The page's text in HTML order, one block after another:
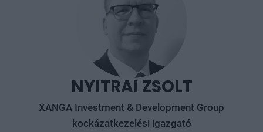
NYITRAI ZSOLT
XANGA Investment & Development Group
kockázatkezelési igazgató